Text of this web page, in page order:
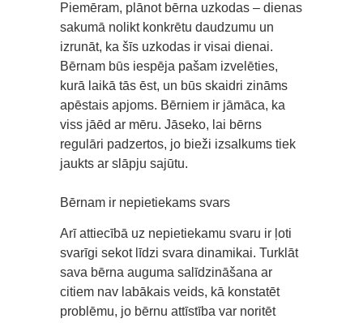
Piemēram, plānot bērna uzkodas – dienas
sakumā nolikt konkrētu daudzumu un
izrunāt, ka šīs uzkodas ir visai dienai.
Bērnam būs iespēja pašam izvelēties,
kurā laikā tās ēst, un būs skaidri zināms
apēstais apjoms. Bērniem ir jāmāca, ka
viss jāēd ar mēru. Jāseko, lai bērns
regulāri padzertos, jo bieži izsalkums tiek
jaukts ar slāpju sajūtu.
Bērnam ir nepietiekams svars
Arī attiecībā uz nepietiekamu svaru ir ļoti
svarīgi sekot līdzi svara dinamikai. Turklāt
sava bērna auguma salīdzināšana ar
citiem nav labākais veids, kā konstatēt
problēmu, jo bērnu attīstība var noritēt